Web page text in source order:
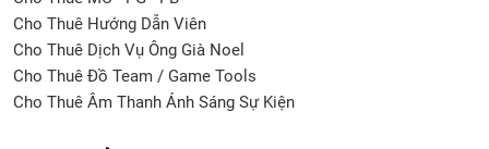
Cho Thuê Hướng Dẫn Viên
Cho Thuê Dịch Vụ Ông Già Noel
Cho Thuê Đồ Team / Game Tools
Cho Thuê Âm Thanh Ánh Sáng Sự Kiện